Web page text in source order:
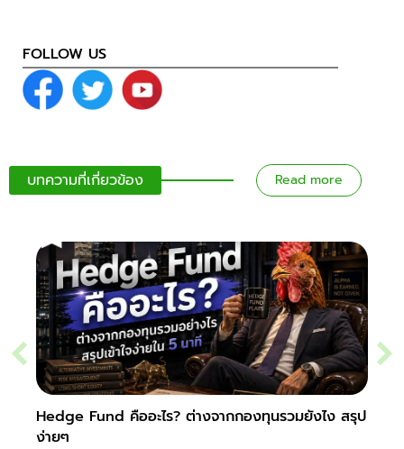
FOLLOW US
บทความที่เกี่ยวข้อง Read more
Hedge Fund คืออะไร? ต่างจากกองทุนรวมยังไง สรุป
ง่ายๆ